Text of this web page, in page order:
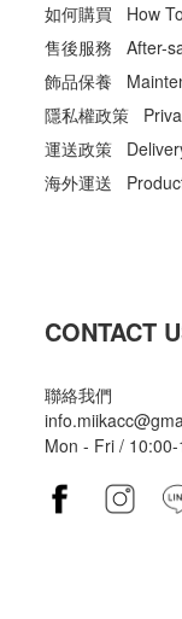
如何購買 How
售後服務 After-
飾品保養
隱私權政策
運送政策
海外運送
CONTACT
聯絡我們
Mon - Fri /